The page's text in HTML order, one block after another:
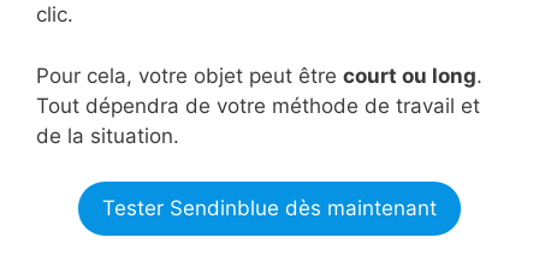
clic.
Pour cela, votre objet peut être court ou long.
Tout dépendra de votre méthode de travail et
de la situation.
Tester Sendinblue dès maintenant